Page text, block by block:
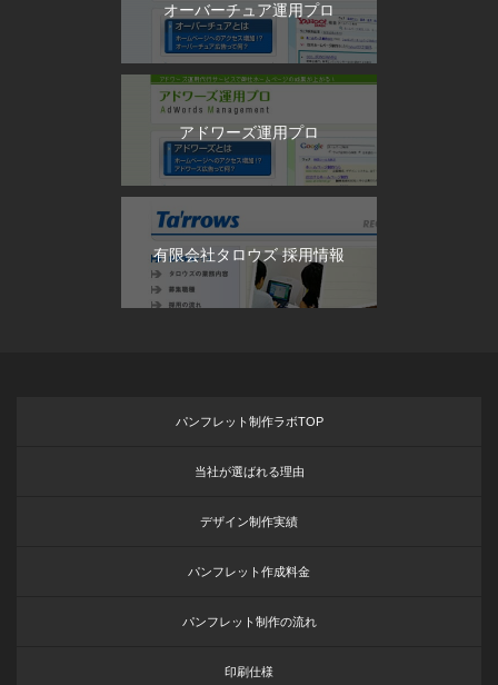
オーバーチュア運用プロ
アドワーズ運用プロ
有限会社タロウズ 採用情報
パンフレット制作ラボTOP
当社が選ばれる理由
デザイン制作実績
パンフレット作成料金
パンフレット制作の流れ
印刷仕様